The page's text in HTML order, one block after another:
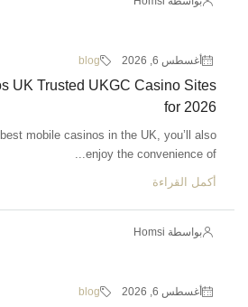
أغسطس 6, 2026 blog
UK Trusted UKGC Casino Sites
for 2026
mobile casinos in the UK, you’ll also
enjoy the convenience of...
أكمل القراءة
بواسطة Homsi
أغسطس 6, 2026 blog